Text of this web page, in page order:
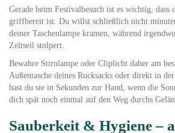
Gerade beim Festivalbesuch ist es wichtig, dass
griffbereit ist. Du willst schließlich nicht
deiner Taschenlampe kramen, während
Zeltseil stolpert.
Bewahre Stirnlampe oder Cliplicht daher am
Außentasche deines Rucksacks oder direkt in
hast du sie in Sekunden zur Hand, wenn die
dich spät noch einmal auf den Weg durchs
Sauberkeit & Hygiene –